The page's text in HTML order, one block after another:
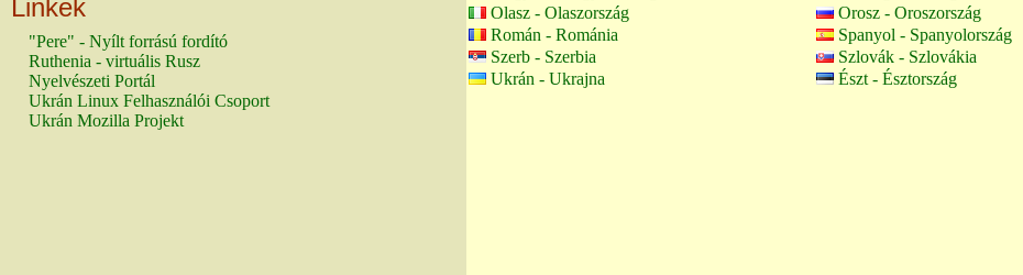
Linkek
"Pere" - Nyílt forrású fordító
Ruthenia - virtuális Rusz
Nyelvészeti Portál
Ukrán Linux Felhasználói Csoport
Ukrán Mozilla Projekt
Olasz - Olaszország
Orosz - Oroszország
Román - Románia
Spanyol - Spanyolország
Szerb - Szerbia
Szlovák - Szlovákia
Ukrán - Ukrajna
Észt - Észtország